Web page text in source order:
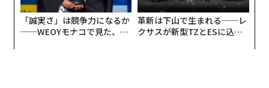
「誠実さ」は競争力になるか
──WEOYモナコで見た、く
革新は下山で生まれる──レ
クサスが新型TZとESに込め